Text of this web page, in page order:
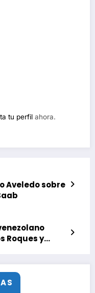
tu perfil ahora.
Aveledo sobre
Roques y